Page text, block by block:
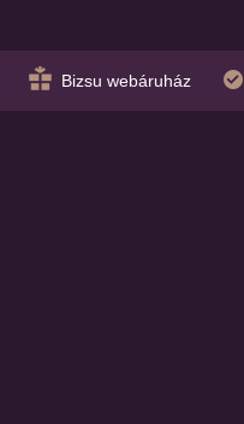
Bizsu webáruház